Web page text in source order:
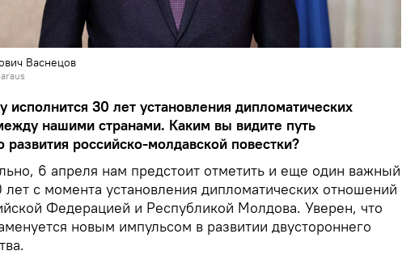
Васнецов
исполнится 30 лет установления дипломатических
нашими странами. Каким вы видите путь
развития российско-молдавской повестки?
6 апреля нам предстоит отметить и еще один важный
с момента установления дипломатических отношений
Федерацией и Республикой Молдова. Уверен, что
новым импульсом в развитии двустороннего